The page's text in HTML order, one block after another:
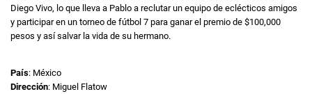
Diego Vivo, lo que lleva a Pablo a reclutar un equipo de eclécticos amigos
y participar en un torneo de fútbol 7 para ganar el premio de $100,000
pesos y así salvar la vida de su hermano.
País: México
Dirección: Miguel Flatow